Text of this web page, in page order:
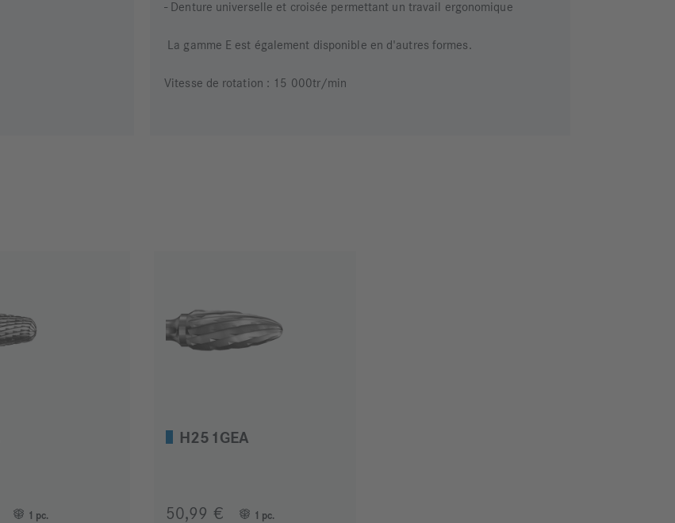
- Denture universelle et croisée permettant un travail ergonomique
La gamme E est également disponible en d'autres formes.
Vitesse de rotation : 15 000tr/min
1 pc.
H251GEA
50,99 € 1 pc.